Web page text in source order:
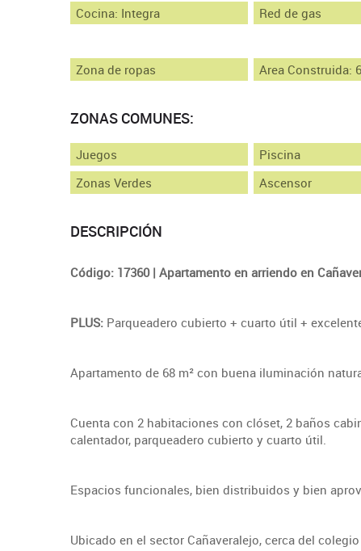
Cocina: Integra
Red de gas
Zona de ropas
Area Construida:
ZONAS COMUNES:
Juegos Piscina
Zonas Verdes
Ascensor
DESCRIPCIÓN
Código: 17360 | Apartamento en arriendo en
PLUS: Parqueadero cubierto + cuarto útil +
Apartamento de 68 m² con buena iluminación
Cuenta con 2 habitaciones con clóset, 2 baños
calentador, parqueadero cubierto y cuarto útil.
Espacios funcionales, bien distribuidos y bien
Ubicado en el sector Cañaveralejo, cerca del